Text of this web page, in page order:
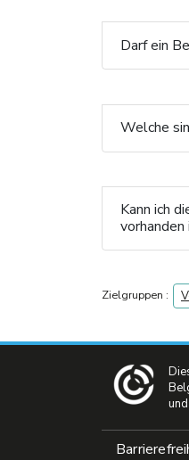
Darf ein
Welche
Kann ich
vorhanden
Zielgruppen :
Pied